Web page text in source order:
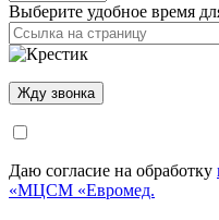
Выберите удобное время
Даю согласие на обработку
«МЦСМ «Евромед.